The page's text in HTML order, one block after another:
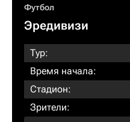
Футбол
Эредивизи
Тур:
Время начала:
Стадион:
Зрители: